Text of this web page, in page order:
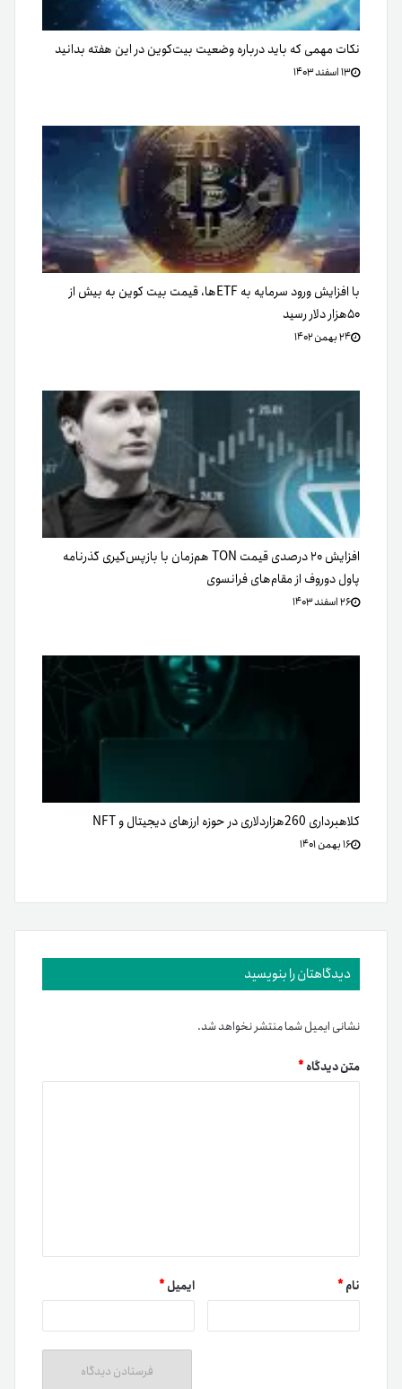
نکات مهمی که باید درباره وضعیت بیت‌کوین در این هفته بدانید
۱۳ اسفند ۱۴۰۳
با افزایش ورود سرمایه به ETFها، قیمت بیت کوین به بیش از
۵۰هزار دلار رسید
۲۴ بهمن ۱۴۰۲
افزایش ۲۰ درصدی قیمت TON هم‌زمان با بازپس‌گیری گذرنامه
پاول دوروف از مقام‌های فرانسوی
۲۶ اسفند ۱۴۰۳
کلاهبرداری 260هزار‌دلاری در حوزه ارزهای دیجیتال و NFT
۱۶ بهمن ۱۴۰۱
دیدگاهتان را بنویسید
نشانی ایمیل شما منتشر نخواهد شد.
متن دیدگاه*
نام* ایمیل*